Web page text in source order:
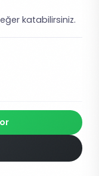
katabilirsiniz.